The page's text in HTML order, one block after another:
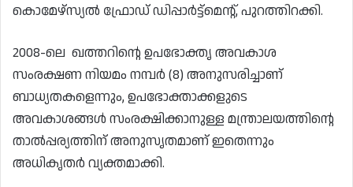
കൊമേഴ്‌സ്യൽ ഫ്രോഡ് ഡിപ്പാർട്ട്‌മെന്റ്, പുറത്തിറക്കി.
2008-ലെ ഖത്തറിന്റെ ഉപഭോക്തൃ അവകാശ
സംരക്ഷണ നിയമം നമ്പർ (8) അനുസരിച്ചാണ്
ബാധ്യതകളെന്നും, ഉപഭോക്താക്കളുടെ
അവകാശങ്ങൾ സംരക്ഷിക്കാനുള്ള മന്ത്രാലയത്തിന്റെ
താൽപ്പര്യത്തിന് അനുസൃതമാണ് ഇതെന്നും
അധികൃതർ വ്യക്തമാക്കി.